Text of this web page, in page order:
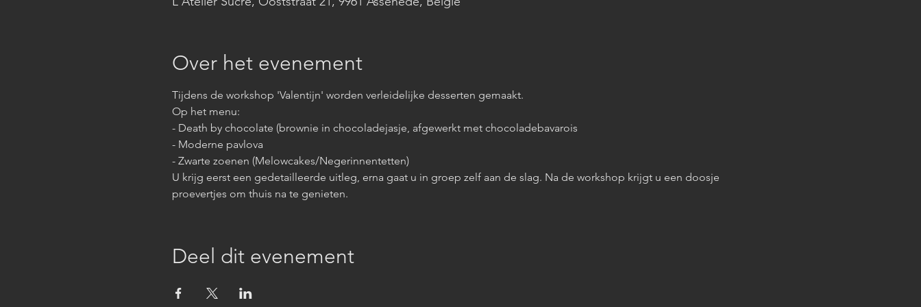
Over het evenement
Tijdens de workshop 'Valentijn' worden verleidelijke desserten gemaakt.
Op het menu:
- Death by chocolate (brownie in chocoladejasje, afgewerkt met chocoladebavarois
- Moderne pavlova
- Zwarte zoenen (Melowcakes/Negerinnentetten)
U krijg eerst een gedetailleerde uitleg, erna gaat u in groep zelf aan de slag. Na de workshop krijgt u een doosje
proevertjes om thuis na te genieten.
Deel dit evenement